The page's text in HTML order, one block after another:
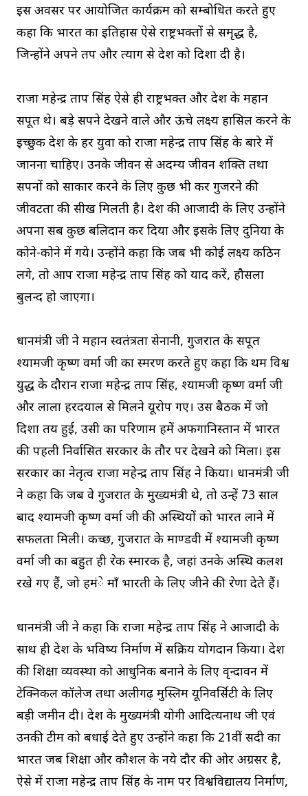
इस अवसर पर आयोजित कार्यक्रम को सम्बोधित करते हुए
कहा कि भारत का इतिहास ऐसे राष्ट्रभक्तों से समृद्ध है,
जिन्होंने अपने तप और त्याग से देश को दिशा दी है।
राजा महेन्द्र प्रताप सिंह ऐसे ही राष्ट्रभक्त और देश के महान
सपूत थे। बड़े सपने देखने वाले और ऊंचे लक्ष्य हासिल करने के
इच्छुक देश के हर युवा को राजा महेन्द्र प्रताप सिंह के बारे में
जानना चाहिए। उनके जीवन से अदम्य जीवन शक्ति तथा
सपनों को साकार करने के लिए कुछ भी कर गुजरने की
जीवटता की सीख मिलती है। देश की आजादी के लिए उन्होंने
अपना सब कुछ बलिदान कर दिया और इसके लिए दुनिया के
कोने-कोने में गये। उन्होंने कहा कि जब भी कोई लक्ष्य कठिन
लगे, तो आप राजा महेन्द्र प्रताप सिंह को याद करें, हौसला
बुलन्द हो जाएगा।
प्रधानमंत्री जी ने महान स्वतंत्रता सेनानी, गुजरात के सपूत
श्यामजी कृष्ण वर्मा जी का स्मरण करते हुए कहा कि प्रथम विश्व
युद्ध के दौरान राजा महेन्द्र प्रताप सिंह, श्यामजी कृष्ण वर्मा जी
और लाला हरदयाल से मिलने यूरोप गए। उस बैठक में जो
दिशा तय हुई, उसी का परिणाम हमें अफगानिस्तान में भारत
की पहली निर्वासित सरकार के तौर पर देखने को मिला। इस
सरकार का नेतृत्व राजा महेन्द्र प्रताप सिंह ने किया। प्रधानमंत्री जी
ने कहा कि जब वे गुजरात के मुख्यमंत्री थे, तो उन्हें 73 साल
बाद श्यामजी कृष्ण वर्मा जी की अस्थियों को भारत लाने में
सफलता मिली। कच्छ, गुजरात के माण्डवी में श्यामजी कृष्ण
वर्मा जी का बहुत ही प्रेरक स्मारक है, जहां उनके अस्थि कलश
रखे गए हैं, जो हमंे माँ भारती के लिए जीने की प्रेरणा देते हैं।
प्रधानमंत्री जी ने कहा कि राजा महेन्द्र प्रताप सिंह ने आजादी के
साथ ही देश के भविष्य निर्माण में सक्रिय योगदान किया। देश
की शिक्षा व्यवस्था को आधुनिक बनाने के लिए वृन्दावन में
टेक्निकल कॉलेज तथा अलीगढ़ मुस्लिम यूनिवर्सिटी के लिए
बड़ी जमीन दी। प्रदेश के मुख्यमंत्री योगी आदित्यनाथ जी एवं
उनकी टीम को बधाई देते हुए उन्होंने कहा कि 21वीं सदी का
भारत जब शिक्षा और कौशल के नये दौर की ओर अग्रसर है,
ऐसे में राजा महेन्द्र प्रताप सिंह के नाम पर विश्वविद्यालय निर्माण,